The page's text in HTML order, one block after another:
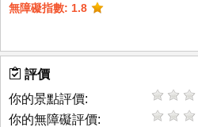
無障礙指數: 1.8
評價
你的景點評價:
你的無障礙評價: